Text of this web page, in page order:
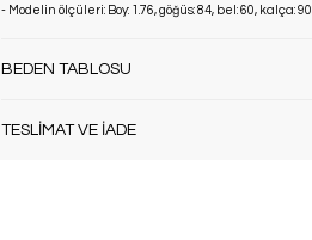
- Modelin ölçüleri: Boy: 1.76, göğüs: 84, bel: 60, kalça: 90
BEDEN TABLOSU
TESLİMAT VE İADE